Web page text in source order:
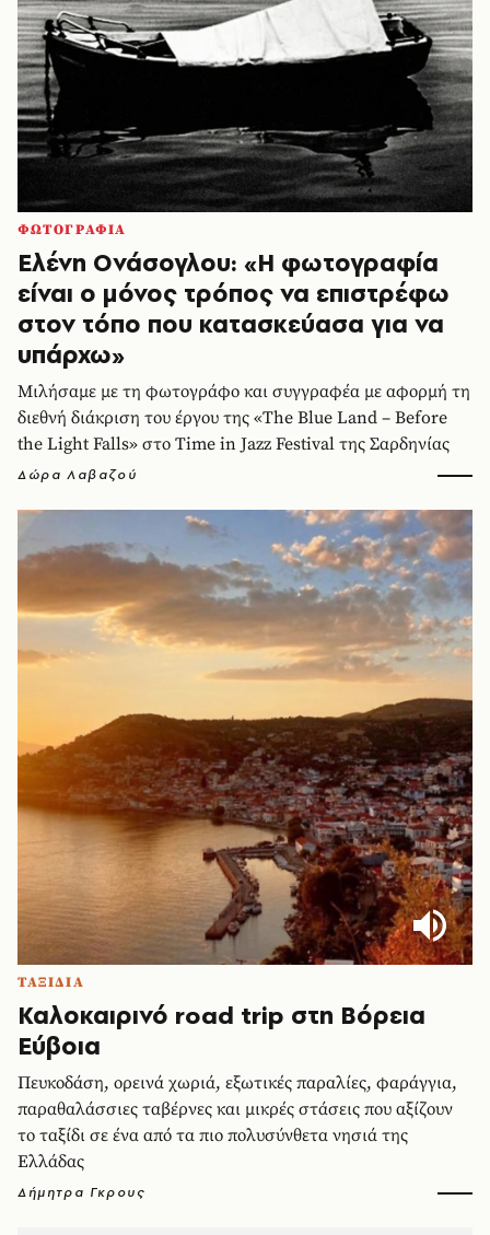
ΦΩΤΟΓΡΑΦΙΑ
Ελένη Ονάσογλου: «Η φωτογραφία
είναι ο μόνος τρόπος να επιστρέφω
στον τόπο που κατασκεύασα για να
υπάρχω»
Μιλήσαμε με τη φωτογράφο και συγγραφέα με αφορμή τη
διεθνή διάκριση του έργου της «The Blue Land – Before
the Light Falls» στο Time in Jazz Festival της Σαρδηνίας
Δώρα Λαβαζού
ΤΑΞΙΔΙΑ
Καλοκαιρινό road trip στη Βόρεια
Εύβοια
Πευκοδάση, ορεινά χωριά, εξωτικές παραλίες, φαράγγια,
παραθαλάσσιες ταβέρνες και μικρές στάσεις που αξίζουν
το ταξίδι σε ένα από τα πιο πολυσύνθετα νησιά της
Ελλάδας
Δήμητρα Γκρους